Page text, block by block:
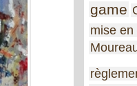
game
mise en